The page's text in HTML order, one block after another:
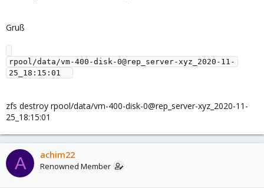
Gruß
rpool/data/vm-400-disk-0@rep_server-xyz_2020-11-
zfs destroy rpool/data/vm-400-disk-0@rep_server-xyz_2020-11-
25_18:15:01
A achim22
Renowned Member